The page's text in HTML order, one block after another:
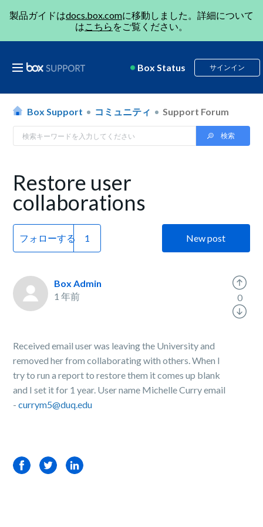
製品ガイドはdocs.box.comに移動しました。詳細について
はこちら をご覧ください。
Box Status サインイン
Box Support コミュニティ Support Forum
Restore user
collaborations
フォローする New post
Box Admin
1 年前
Received email user was leaving the University and
removed her from collaborating with others. When I
try to run a report to restore them it comes up blank
and I set it for 1 year. User name Michelle Curry email
-currym5@duq.edu
0
FacebookTwitterLinkedIn